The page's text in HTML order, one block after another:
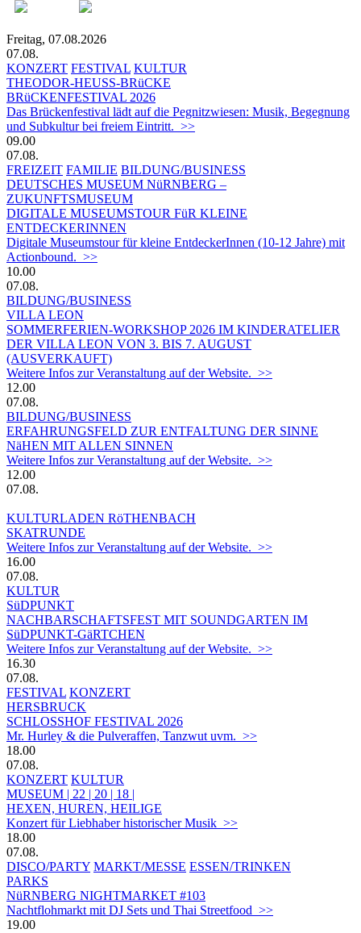
Freitag, 07.08.2026
07.08.
KONZERT FESTIVAL KULTUR
THEODOR-HEUSS-BRüCKE
BRüCKENFESTIVAL 2026
Das Brückenfestival lädt auf die Pegnitzwiesen: Musik, Begegnung
und Subkultur bei freiem Eintritt. >>
09.00
07.08.
FREIZEIT FAMILIE BILDUNG/BUSINESS
DEUTSCHES MUSEUM NüRNBERG –
ZUKUNFTSMUSEUM
DIGITALE MUSEUMSTOUR FüR KLEINE
ENTDECKERINNEN
Digitale Museumstour für kleine EntdeckerInnen (10-12 Jahre) mit
Actionbound. >>
10.00
07.08.
BILDUNG/BUSINESS
VILLA LEON
SOMMERFERIEN-WORKSHOP 2026 IM KINDERATELIER
DER VILLA LEON VON 3. BIS 7. AUGUST
(AUSVERKAUFT)
Weitere Infos zur Veranstaltung auf der Website. >>
12.00
07.08.
BILDUNG/BUSINESS
ERFAHRUNGSFELD ZUR ENTFALTUNG DER SINNE
NäHEN MIT ALLEN SINNEN
Weitere Infos zur Veranstaltung auf der Website. >>
12.00
07.08.
KULTURLADEN RöTHENBACH
SKATRUNDE
Weitere Infos zur Veranstaltung auf der Website. >>
16.00
07.08.
KULTUR
SüDPUNKT
NACHBARSCHAFTSFEST MIT SOUNDGARTEN IM
SüDPUNKT-GäRTCHEN
Weitere Infos zur Veranstaltung auf der Website. >>
16.30
07.08.
FESTIVAL KONZERT
HERSBRUCK
SCHLOSSHOF FESTIVAL 2026
Mr. Hurley & die Pulveraffen, Tanzwut uvm. >>
18.00
07.08.
KONZERT KULTUR
MUSEUM | 22 | 20 | 18 |
HEXEN, HUREN, HEILIGE
Konzert für Liebhaber historischer Musik >>
18.00
07.08.
DISCO/PARTY MARKT/MESSE ESSEN/TRINKEN
PARKS
NüRNBERG NIGHTMARKET #103
Nachtflohmarkt mit DJ Sets und Thai Streetfood >>
19.00